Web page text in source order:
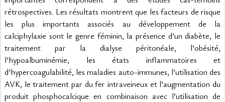
rétrospectives. Les résultats montrent que les facteurs de risque
les plus importants associés au développement de la
calciphylaxie sont le genre féminin, la présence d’un diabète, le
traitement par la dialyse péritonéale, l’obésité,
l’hypoalbuminémie, les états inflammatoires et
d’hypercoagulabilité, les maladies auto-immunes, l’utilisation des
AVK, le traitement par du fer intraveineux et l’augmentation du
produit phosphocalcique en combinaison avec l’utilisation de